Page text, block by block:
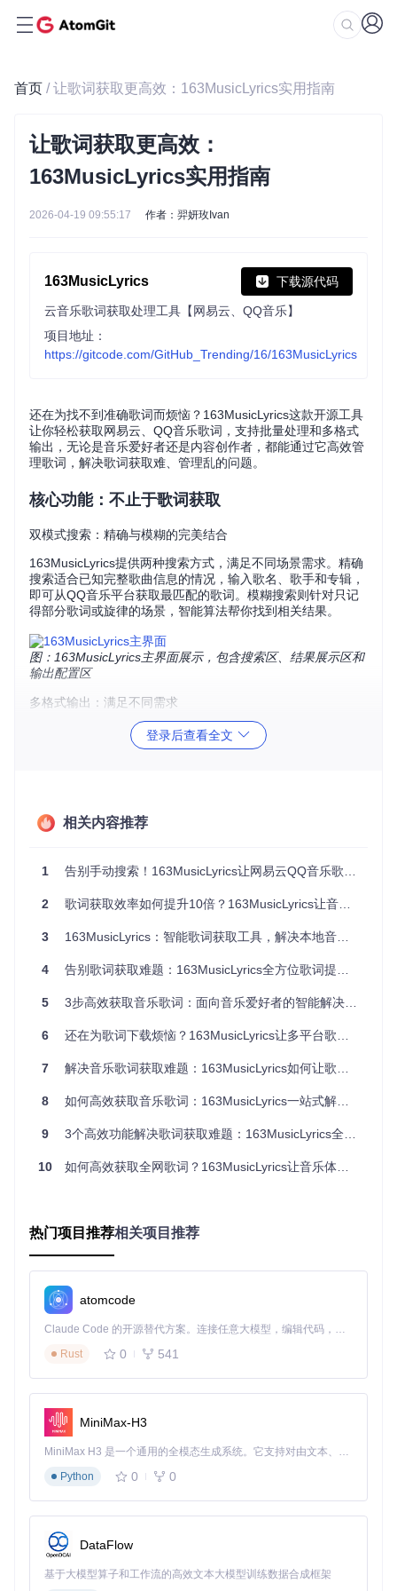
首页 / 让歌词获取更高效：163MusicLyrics实用指南
让歌词获取更高效：
163MusicLyrics实用指南
2026-04-19 09:55:17 作者：羿妍玫Ivan
163MusicLyrics 下载源代码
云音乐歌词获取处理工具【网易云、QQ音乐】
项目地址：
https://gitcode.com/GitHub_Trending/16/163MusicLyrics
还在为找不到准确歌词而烦恼？163MusicLyrics这款开源工具
让你轻松获取网易云、QQ音乐歌词，支持批量处理和多格式
输出，无论是音乐爱好者还是内容创作者，都能通过它高效管
理歌词，解决歌词获取难、管理乱的问题。
核心功能：不止于歌词获取
双模式搜索：精确与模糊的完美结合
163MusicLyrics提供两种搜索方式，满足不同场景需求。精确
搜索适合已知完整歌曲信息的情况，输入歌名、歌手和专辑，
即可从QQ音乐平台获取最匹配的歌词。模糊搜索则针对只记
得部分歌词或旋律的场景，智能算法帮你找到相关结果。
图：163MusicLyrics主界面展示，包含搜索区、结果展示区和
输出配置区
多格式输出：满足不同需求
支持LRC和SRT两种主流格式输出。LRC格式适用于大多数音
乐播放器，SRT格式则方便视频制作时添加字幕。你还可以根
对于歌单或专辑的歌词获取，批量处理功能可以节省大量时
间。只需简单设置，即可一次性下载多首歌曲的歌词，还能自
图：批量保存功能界面，支持选择保存路径和文件格式
3步快速上手
第一步：获取工具
通过以下命令将项目克隆到本地：
第二步：选择搜索方式
打开软件后，根据你的需求选择搜索类型。如果知道完整歌曲
信息，使用精确搜索；如果信息不全，切换到模糊搜索模式。
以选择多个歌曲同时导出。
高级技巧：让使用更高效
智能翻译与罗马音转换
内置翻译API，可自动将外文歌词翻译成中文。对于日语歌
曲，还支持罗马音转换，方便学习和发音。
目录扫描：快速匹配本地音乐
下载歌词，让你的音乐库歌词完整度大大提升。
数，让歌词更符合个人使用习惯。
适用场景：不止于听歌
登录后查看全文
相关内容推荐
1 告别手动搜索！163MusicLyrics让网易云QQ音乐歌词批量获取效率提升10倍
2 歌词获取效率如何提升10倍？163MusicLyrics让音乐收藏管理更智能
3 163MusicLyrics：智能歌词获取工具，解决本地音乐库歌词缺失难题
4 告别歌词获取难题：163MusicLyrics全方位歌词提取工具使用指南
5 3步高效获取音乐歌词：面向音乐爱好者的智能解决方案
6 还在为歌词下载烦恼？163MusicLyrics让多平台歌词获取效率提升10倍
7 解决音乐歌词获取难题：163MusicLyrics如何让歌词管理变得高效简单
8 如何高效获取音乐歌词：163MusicLyrics一站式解决方案
9 3个高效功能解决歌词获取难题：163MusicLyrics全方位使用指南
10 如何高效获取全网歌词？163MusicLyrics让音乐体验升级
热门项目推荐相关项目推荐
atomcode
Claude Code 的开源替代方案。连接任意大模型，编辑代码，运行命令，自动验证 — 全自动执行。用 Rust 构建，极致性能。 ｜ An open-source alternative to Claude Code. Connect any LLM, edit code, run commands, and verify changes — autonomously. Built in Rust for speed. Get Started
Rust
0 541
MiniMax-H3
MiniMax H3 是一个通用的全模态生成系统。它支持对由文本、图像、视频和音频组成的多模态上下文进行统一理解，并能生成分辨率高达 2K、时长可达 15 秒的带原生立体声音频的视频。得益于面向任务泛化的系统设计，H3 在预训练阶段就已具备广泛的多模态上下文理解与生成能力，能够出色地执行复杂的多模态指令。
Python
0 0
DataFlow
基于大模型算子和工作流的高效文本大模型训练数据合成框架